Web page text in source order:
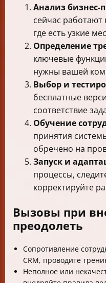
Анализ бизнес-
сейчас
где есть узкие
Определение
ключевые
нужны вашей
Выбор и
бесплатные
соответствие
Обучение
принятия
обречено на
Запуск и
процессы,
корректируйте
Вызовы при
преодолеть
Сопротивление
CRM, проводите
Неполное или